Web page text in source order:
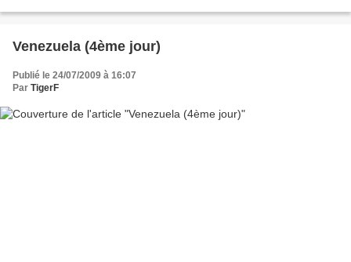
Venezuela (4ème jour)
Publié le 24/07/2009 à 16:07
Par TigerF